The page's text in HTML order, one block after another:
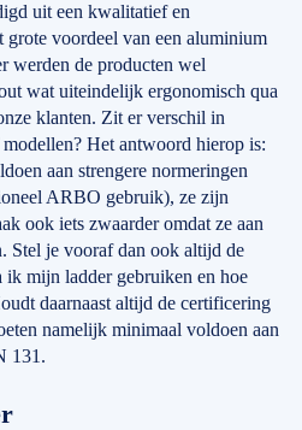
uit een kwalitatief en
voordeel van een aluminium
werden de producten wel
wat uiteindelijk ergonomisch qua
klanten. Zit er verschil in
Het antwoord hierop is:
aan strengere normeringen
ARBO gebruik), ze zijn
ook iets zwaarder omdat ze aan
Stel je vooraf dan ook altijd de
mijn ladder gebruiken en hoe
daarnaast altijd de certificering
namelijk minimaal voldoen aan
131.